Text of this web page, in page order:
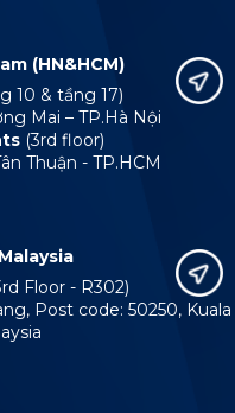
(HN&HCM)
10 & tầng 17)
Mai – TP.Hà Nội
(3rd floor)
Thuận - TP.HCM
Floor - R302)
Post code: 50250, Kuala